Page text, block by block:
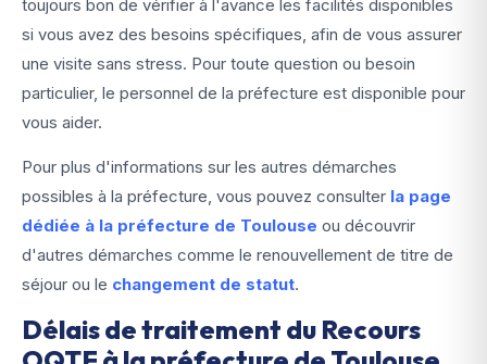
toujours bon de vérifier à l'avance les facilités disponibles
si vous avez des besoins spécifiques, afin de vous assurer
une visite sans stress. Pour toute question ou besoin
particulier, le personnel de la préfecture est disponible pour
vous aider.
Pour plus d'informations sur les autres démarches
possibles à la préfecture, vous pouvez consulter la page
dédiée à la préfecture de Toulouse ou découvrir
d'autres démarches comme le renouvellement de titre de
séjour ou le changement de statut.
Délais de traitement du Recours